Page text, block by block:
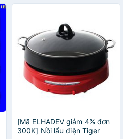
[Mã ELHADEV giảm 4% đơn
300K] Nồi lẩu điện Tiger